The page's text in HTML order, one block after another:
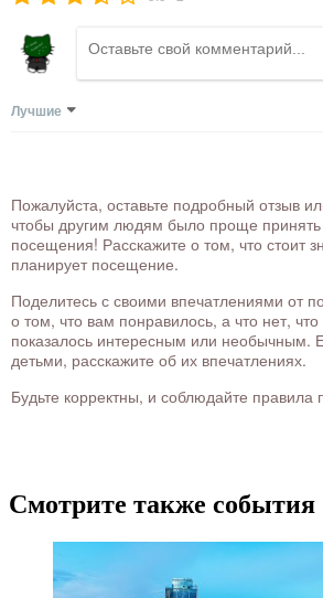
Лучшие
Пожалуйста, оставьте подробный отзыв
чтобы другим людям было проще
посещения! Расскажите о том, что стоит
планирует посещение.
Поделитесь с своими впечатлениями от
о том, что вам понравилось, а что нет,
показалось интересным или необычным.
детьми, расскажите об их впечатлениях.
Будьте корректны, и соблюдайте правила
Смотрите также события